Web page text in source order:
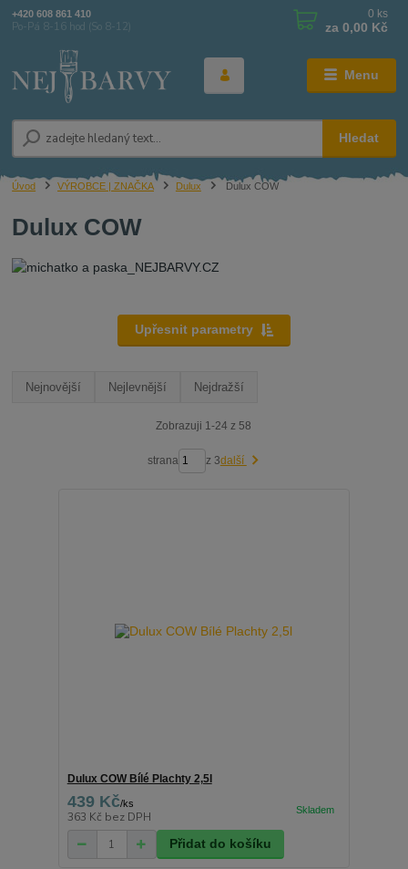
Menu
Hledat
+420 608 861 410
Po-Pá 8-16 hod (So 8-12)
0 ks
za 0,00 Kč
Úvod VÝROBCE | ZNAČKA Dulux Dulux COW
Dulux COW
Upřesnit parametry
Nejnovější Nejlevnější Nejdražší
Zobrazuji 1-24 z 58
strana z 3další
Dulux COW Bílé Plachty 2,5l
439 Kč/ks
363 Kč bez DPH
Přidat do košíku